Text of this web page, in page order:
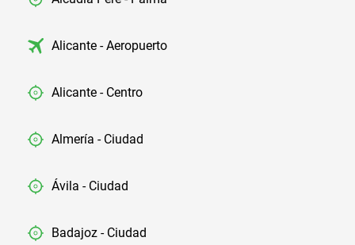
Alicante - Aeropuerto
Alicante - Centro
Almería - Ciudad
Ávila - Ciudad
Badajoz - Ciudad